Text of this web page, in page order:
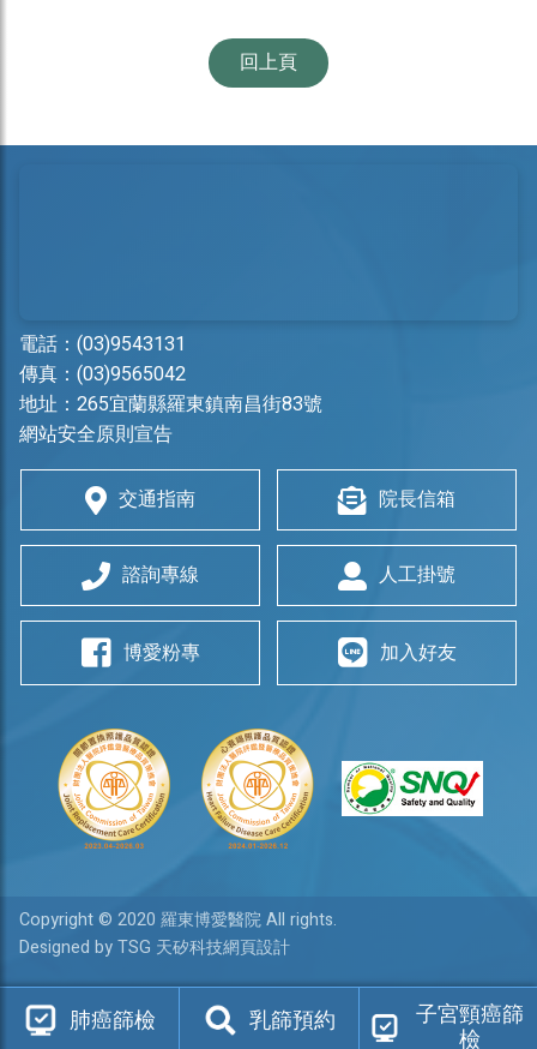
回上頁
電話： (03)9543131
傳真：(03)9565042
地址： 265宜蘭縣羅東鎮南昌街83號
網站安全原則宣告
交通指南 院長信箱
諮詢專線 人工掛號
博愛粉專 加入好友
Copyright © 2020 羅東博愛醫院 All rights.
Designed by TSG 天矽科技網頁設計
肺癌篩檢 乳篩預約 子宮頸癌篩
檢